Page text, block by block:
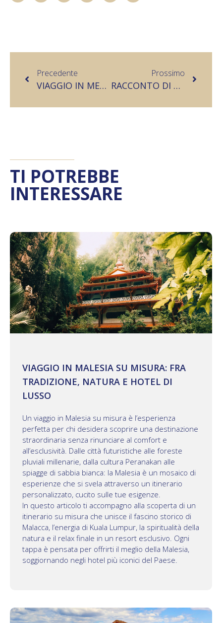
Precedente
VIAGGIO IN MESSICO SU MISURA: ALLA SCOPERTA DI UN PAESE MAGICO
Prossimo
RACCONTO DI VIAGGIO IN ARGENTINA E PATAGONIA
TI POTREBBE
INTERESSARE
VIAGGIO IN MALESIA SU MISURA: FRA
TRADIZIONE, NATURA E HOTEL DI
LUSSO
Un viaggio in Malesia su misura è l’esperienza
perfetta per chi desidera scoprire una destinazione
straordinaria senza rinunciare al comfort e
all’esclusività. Dalle città futuristiche alle foreste
pluviali millenarie, dalla cultura Peranakan alle
spiagge di sabbia bianca: la Malesia è un mosaico di
esperienze che si svela attraverso un itinerario
personalizzato, cucito sulle tue esigenze.
In questo articolo ti accompagno alla scoperta di un
itinerario su misura che unisce il fascino storico di
Malacca, l’energia di Kuala Lumpur, la spiritualità della
natura e il relax finale in un resort esclusivo. Ogni
tappa è pensata per offrirti il meglio della Malesia,
soggiornando negli hotel più iconici del Paese.